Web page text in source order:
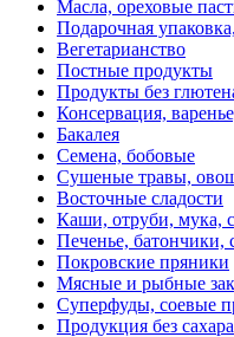
Масла, ореховые
Подарочная
Вегетарианство
Постные продукты
Продукты без
Консервация,
Бакалея
Семена, бобовые
Сушеные травы,
Восточные сладости
Каши, отруби, мука,
Печенье, батончики,
Покровские пряники
Мясные и рыбные
Суперфуды, соевые
Продукция без сахара